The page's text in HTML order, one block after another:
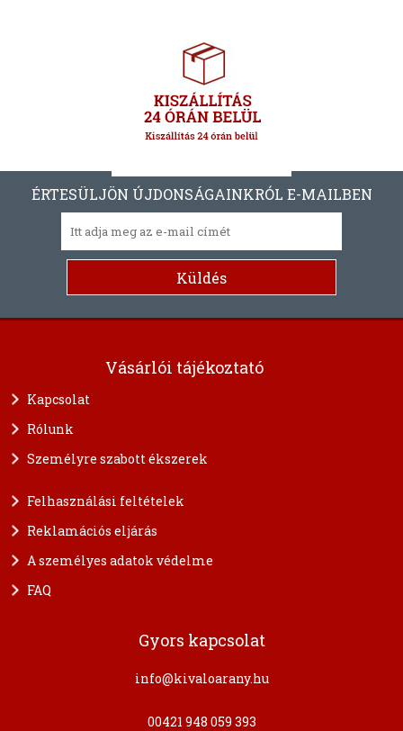
ÉRTESÜLJÖN ÚJDONSÁGAINKRÓL E-MAILBEN
Vásárlói tájékoztató
Kapcsolat
Rólunk
Személyre szabott ékszerek
Felhasználási feltételek
Reklamációs eljárás
A személyes adatok védelme
FAQ
Gyors kapcsolat
info@kivaloarany.hu
00421 948 059 393